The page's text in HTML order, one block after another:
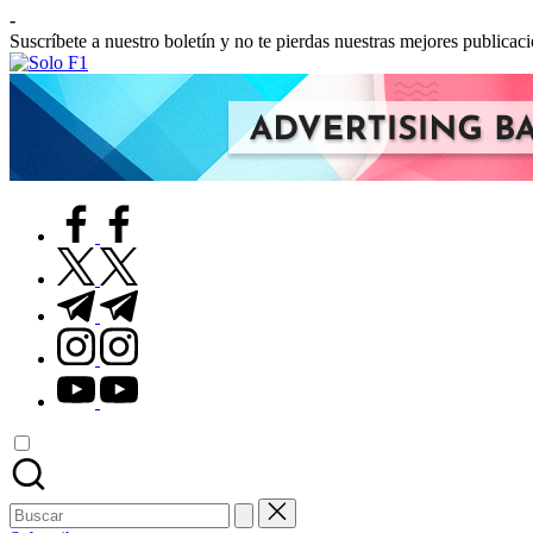
Saltar
al
contenido
-
Suscríbete a nuestro boletín y no te pierdas nuestras mejores
Para
Amantes
F1
facebook.com
twitter.com
t.me
instagram.com
youtube.com
Buscar: